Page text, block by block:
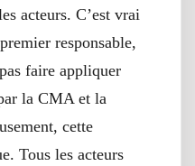
acteurs. C’est vrai
responsable,
faire appliquer
la CMA et la
cette
Tous les acteurs